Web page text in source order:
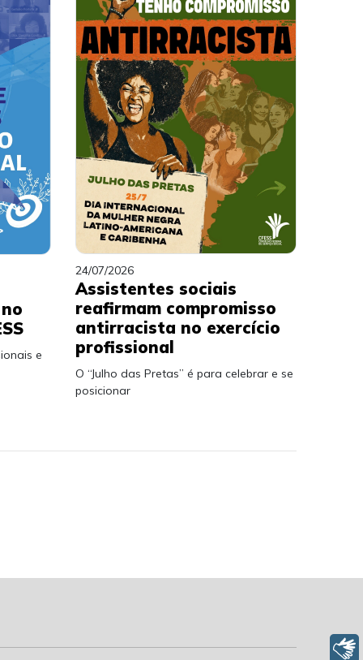
e
24/07/2026
Assistentes sociais
reafirmam compromisso
antirracista no exercício
profissional
O “Julho das Pretas” é para celebrar e se
posicionar
Libras